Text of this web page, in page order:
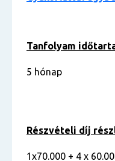
Tanfolyam
5 hónap
Részvételi díj
1x70.000 + 4 x